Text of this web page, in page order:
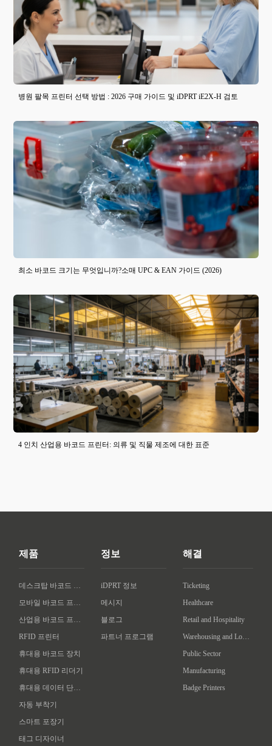
병원 팔목 프린터 선택 방법 : 2026 구매 가이드 및 iDPRT iE2X-H 검토
최소 바코드 크기는 무엇입니까?소매 UPC & EAN 가이드 (2026)
4 인치 산업용 바코드 프린터: 의류 및 직물 제조에 대한 표준
제품
RFID 프린터
휴대용 바코드 장치
휴대용 RFID 리더기
자동 부착기
스마트 포장기
태그 디자이너
정보
iDPRT 정보
메시지
블로그
파트너 프로그램
해결
Ticketing
Healthcare
Retail and Hospitality
Public Sector
Manufacturing
Badge Printers